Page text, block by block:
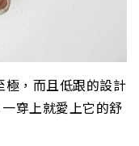
極，而且低跟的設計
穿上就愛上它的舒